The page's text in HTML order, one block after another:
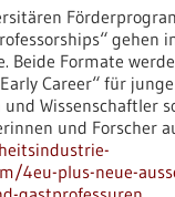
gehen
Beide Formate
Career“ für junge
Wissenschaftler
und Forscher
4eu-plus-neue-